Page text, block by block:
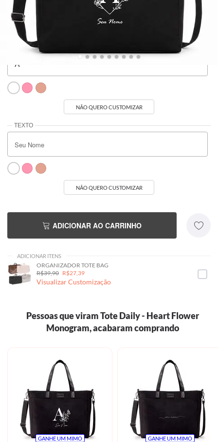
Seu Nome
R$239,90 R$239,90 R$239,90
NÃO QUERO CUSTOMIZAR
NÃO QUERO CUSTOMIZAR
ADICIONAR AO CARRINHO
ADICIONAR ITENS
ORGANIZADOR TOTE BAG
R$39,90 R$27,39
Visualizar Customização
Pessoas que viram Tote Daily - Heart Flower
Monogram, acabaram comprando
GANHE UM MIMO
GANHE UM MIMO